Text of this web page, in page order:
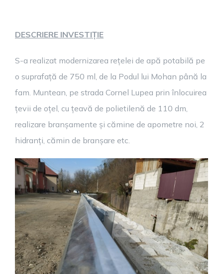
DESCRIERE INVESTIȚIE
S-a realizat modernizarea rețelei de apă potabilă pe
o suprafață de 750 ml, de la Podul lui Mohan până la
fam. Muntean, pe strada Cornel Lupea prin înlocuirea
țevii de oțel, cu țeavă de polietilenă de 110 dm,
realizare branșamente și cămine de apometre noi, 2
hidranți, cămin de branșare etc.